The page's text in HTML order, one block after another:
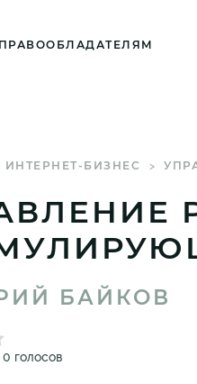
ПРАВООБЛАДАТЕЛЯМ
ИНТЕРНЕТ-БИЗНЕС
БАЙКОВ
0 голосов